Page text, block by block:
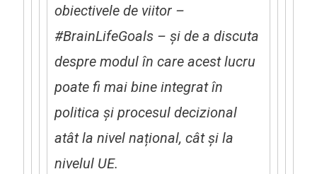
obiectivele de viitor –
#BrainLifeGoals – și de a discuta
despre modul în care acest lucru
poate fi mai bine integrat în
politica și procesul decizional
atât la nivel național, câtși la
nivelul UE.